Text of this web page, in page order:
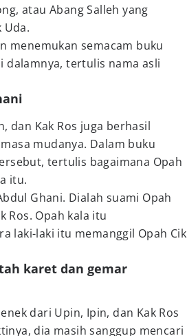
atau Abang Salleh yang
Uda.
menemukan semacam buku
dalamnya, tertulis nama asli
dan Kak Ros juga berhasil
mudanya. Dalam buku
tertulis bagaimana Opah
itu.
Ghani. Dialah suami Opah
Ros. Opah kala itu
laki-laki itu memanggil Opah Cik
karet dan gemar
dari Upin, Ipin, dan Kak Ros
dia masih sanggup mencari